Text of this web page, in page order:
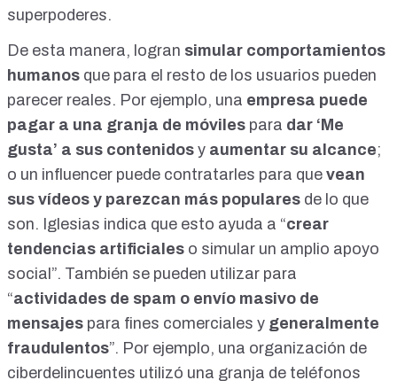
superpoderes.
De esta manera, logran simular comportamientos
humanos que para el resto de los usuarios pueden
parecer reales. Por ejemplo, una empresa puede
pagar a una granja de móviles para dar ‘Me
gusta’ a sus contenidos y aumentar su alcance;
o un influencer puede contratarles para que vean
sus vídeos y parezcan más populares de lo que
son. Iglesias indica que esto ayuda a “crear
tendencias artificiales o simular un amplio apoyo
social”. También se pueden utilizar para
“actividades de spam o envío masivo de
mensajes para fines comerciales y generalmente
fraudulentos”. Por ejemplo, una organización de
ciberdelincuentes utilizó una granja de teléfonos